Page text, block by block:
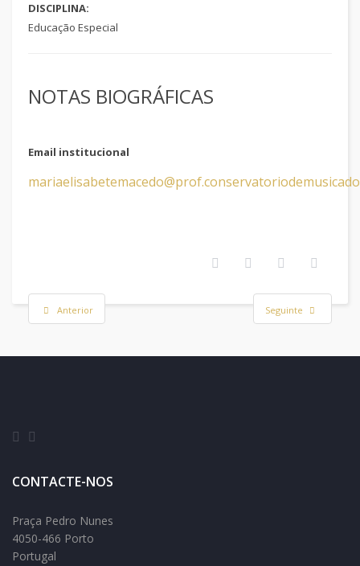
DISCIPLINA:
Educação Especial
NOTAS BIOGRÁFICAS
Email institucional
Anterior Seguinte
CONTACTE-NOS
Praça Pedro Nunes
4050-466 Porto
Portugal